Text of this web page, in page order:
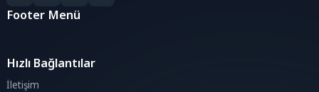
Footer Menü
Hızlı Bağlantılar
İletişim